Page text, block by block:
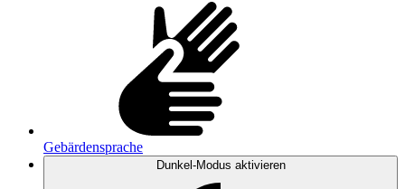
Gebärdensprache
Dunkel-Modus aktivieren